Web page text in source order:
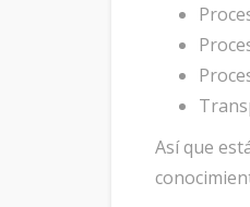
Así que